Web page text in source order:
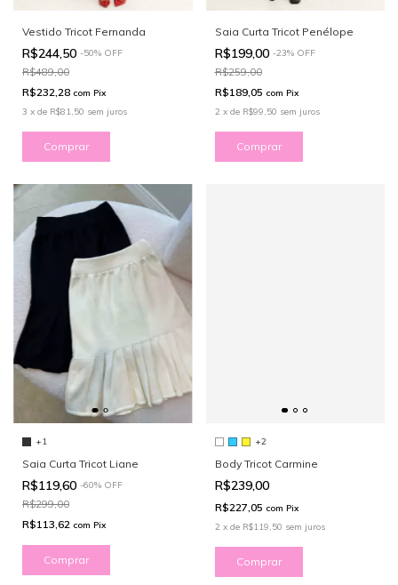
Vestido Tricot Fernanda
R$244,50 -50% OFF
R$489,00
R$232,28 com Pix
3 x de R$81,50 sem juros
Comprar
Saia Curta Tricot Penélope
R$199,00 -23% OFF
R$259,00
R$189,05 com Pix
2 x de R$99,50 sem juros
Comprar
+1
Saia Curta Tricot Liane
R$119,60 -60% OFF
R$299,00
R$113,62 com Pix
Comprar
+2
Body Tricot Carmine
R$239,00
R$227,05 com Pix
2 x de R$119,50 sem juros
Comprar